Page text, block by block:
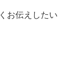
お伝えしたい